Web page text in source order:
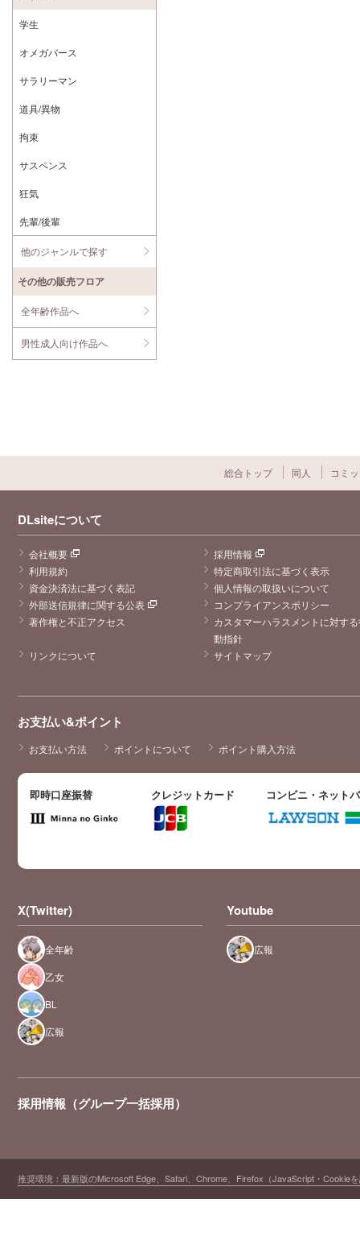
学生
オメガバース
サラリーマン
道具/異物
拘束
サスペンス
狂気
先輩/後輩
他のジャンルで探す
その他の販売フロア
全年齢作品へ
男性成人向け作品へ
総合トップ 同人 コミ
DLsiteについて
会社概要
採用情報
利用規約
特定商取引法に基づく表示
資金決済法に基づく表記
個人情報の取扱いについて
外部送信規律に関する公表
コンプライアンスポリシー
著作権と不正アクセス
カスタマーハラスメントに対す
動指針
リンクについて
サイトマップ
お支払い&ポイント
お支払い方法 ポイントについて ポイント購入方法
即時口座振替 クレジットカード コンビニ・ネット
X(Twitter)
全年齢
乙女
BL
広報
Youtube
広報
採用情報（グループ一括採用）
推奨環境：最新版のMicrosoft Edge、Safari、Chrome、Firefox（JavaScript・Cookie